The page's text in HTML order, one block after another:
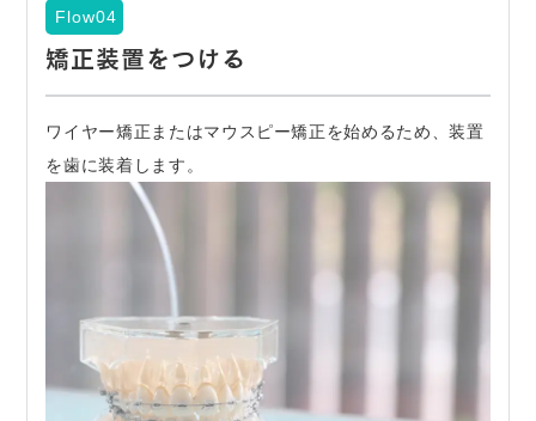
Flow04
矯正装置をつける
ワイヤー矯正またはマウスピー矯正を始めるため、装置
を歯に装着します。